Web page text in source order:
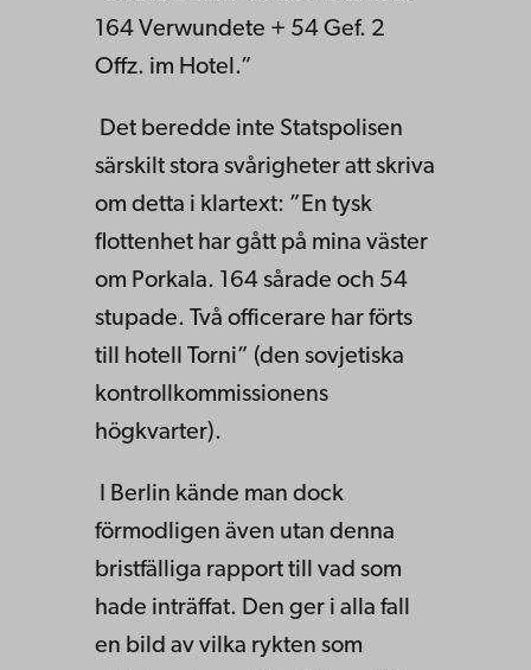
164 Verwundete + 54 Gef. 2
Offz. im Hotel.”
Det beredde inte Statspolisen
särskilt stora svårigheter att skriva
om detta i klartext: ”En tysk
flottenhet har gått på mina väster
om Porkala. 164 sårade och 54
stupade. Två officerare har förts
till hotell Torni” (den sovjetiska
kontrollkommissionens
högkvarter).
I Berlin kände man dock
förmodligen även utan denna
bristfälliga rapport till vad som
hade inträffat. Den ger i alla fall
en bild av vilka rykten som